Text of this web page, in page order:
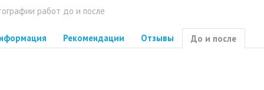
работ до и после
Рекомендации Отзывы До и после